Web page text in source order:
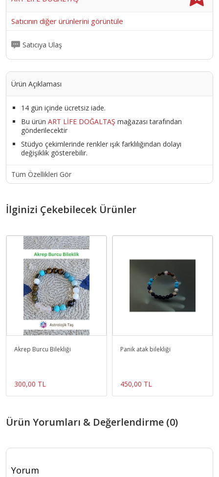
Satıcının diğer ürünlerini görüntüle
Satıcıya Ulaş
Ürün Açıklaması
14 gün içinde ücretsiz iade.
Bu ürün ART LİFE DOĞALTAŞ mağazası tarafından
gönderilecektir
Stüdyo çekimlerinde renkler ışık farklılığından dolayı
değişiklik gösterebilir.
Tüm Özellikleri Gör
İlginizi Çekebilecek Ürünler
Akrep Burcu Bilekliği
300,00 TL
Panik atak bilekliği
450,00 TL
Ürün Yorumları & Değerlendirme (0)
Yorum